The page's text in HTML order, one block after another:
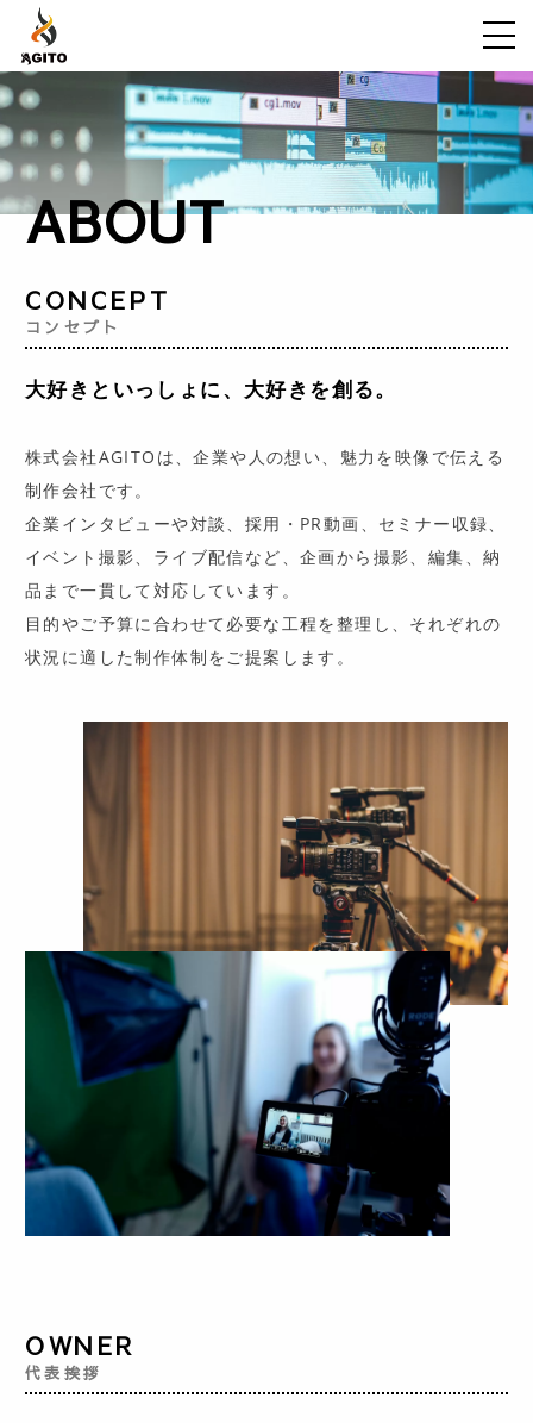
ABOUT
WORK
FLOW
GALLERY
FAQ
NEWS
CONTENTS
CONTACT
ACCESS
ABOUT
CONCEPT
コンセプト
大好きといっしょに、大好きを創る。
株式会社AGITOは、企業や人の想い、魅力を映像で伝える
制作会社です。
企業インタビューや対談、採用・PR動画、セミナー収録、
イベント撮影、ライブ配信など、企画から撮影、編集、納
品まで一貫して対応しています。
目的やご予算に合わせて必要な工程を整理し、それぞれの
状況に適した制作体制をご提案します。
OWNER
代表挨拶